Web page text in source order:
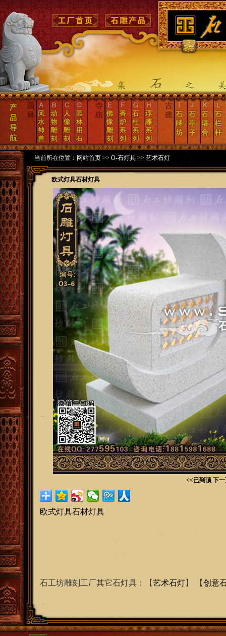
当前所在位置： 网站首页>> O-石灯具>> 艺术石灯
欧式灯具石材灯具
<<已到顶 下
欧式灯具石材灯具
石工坊雕刻工厂其它石灯具：【艺术石灯】 【创意